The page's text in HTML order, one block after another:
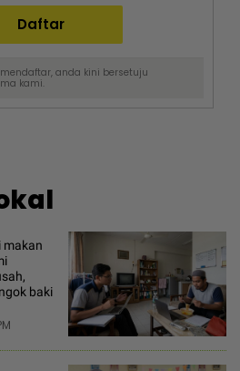
anda kini bersetuju
kami.
makan
baki